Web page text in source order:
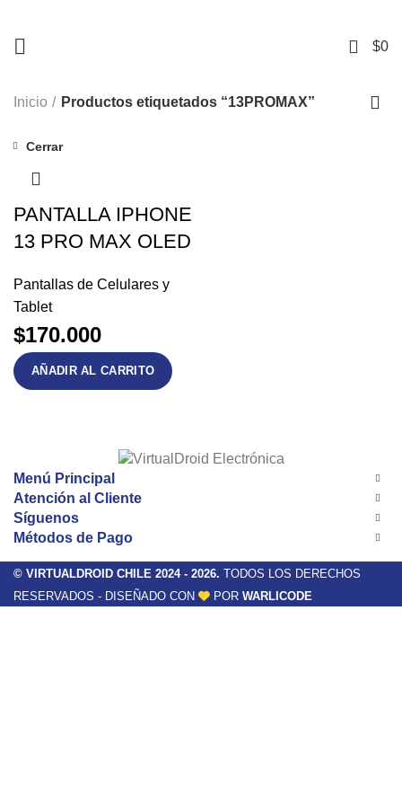
$0
Inicio Productos etiquetados “13PROMAX”
Cerrar
PANTALLA IPHONE
13 PRO MAX OLED
Pantallas de Celulares y
Tablet
$170.000
AÑADIR AL CARRITO
Menú Principal
Atención al Cliente
Síguenos
Métodos de Pago
© VIRTUALDROID CHILE 2024 - 2026. TODOS LOS DERECHOS
RESERVADOS - DISEÑADO CON
POR WARLICODE